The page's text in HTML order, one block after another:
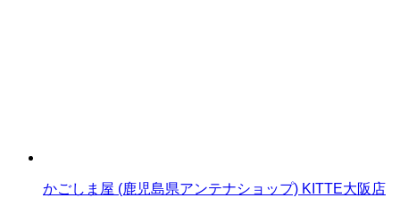
かごしま屋 (鹿児島県アンテナショップ) KITTE大阪店